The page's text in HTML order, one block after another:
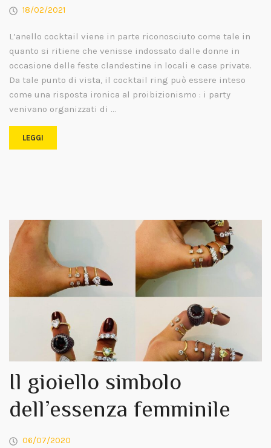
18/02/2021
L’anello cocktail viene in parte riconosciuto come tale in
quanto si ritiene che venisse indossato dalle donne in
occasione delle feste clandestine in locali e case private.
Da tale punto di vista, il cocktail ring può essere inteso
come una risposta ironica al proibizionismo : i party
venivano organizzati di …
LEGGI
Il gioiello simbolo
dell’essenza femminile
06/07/2020